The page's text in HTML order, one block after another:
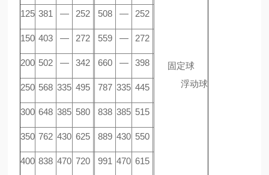
固定球
浮动球
125 381 — 252 508 — 252
150 403 — 272 559 — 272
200 502 — 342 660 — 398
250 568 335 495 787 335 445
300 648 385 580 838 385 515
350 762 430 625 889 430 550
400 838 470 720 991 470 615